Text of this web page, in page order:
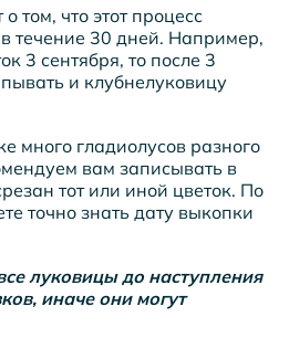
том, что этот процесс
течение 30 дней. Например,
3 сентября, то после 3
и клубнелуковицу
много гладиолусов разного
вам записывать в
тот или иной цветок. По
точно знать дату выкопки
луковицы до наступления
иначе они могут